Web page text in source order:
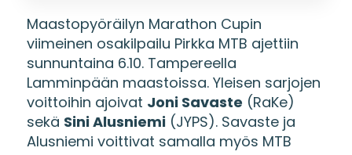
Maastopyöräilyn Marathon Cupin
viimeinen osakilpailu Pirkka MTB ajettiin
sunnuntaina 6.10. Tampereella
Lamminpään maastoissa. Yleisen sarjojen
voittoihin ajoivat Joni Savaste (RaKe)
sekä Sini Alusniemi(JYPS). Savaste ja
Alusniemi voittivat samalla myös MTB